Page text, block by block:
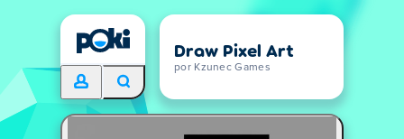
Draw Pixel Art
por Kzunec Games